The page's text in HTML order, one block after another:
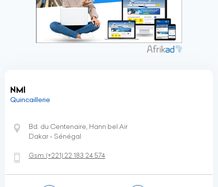
NMI
Quincaillerie
Bd. du Centenaire, Hann bel Air
Dakar - Sénégal
Gsm:(+221) 22 183 24 574